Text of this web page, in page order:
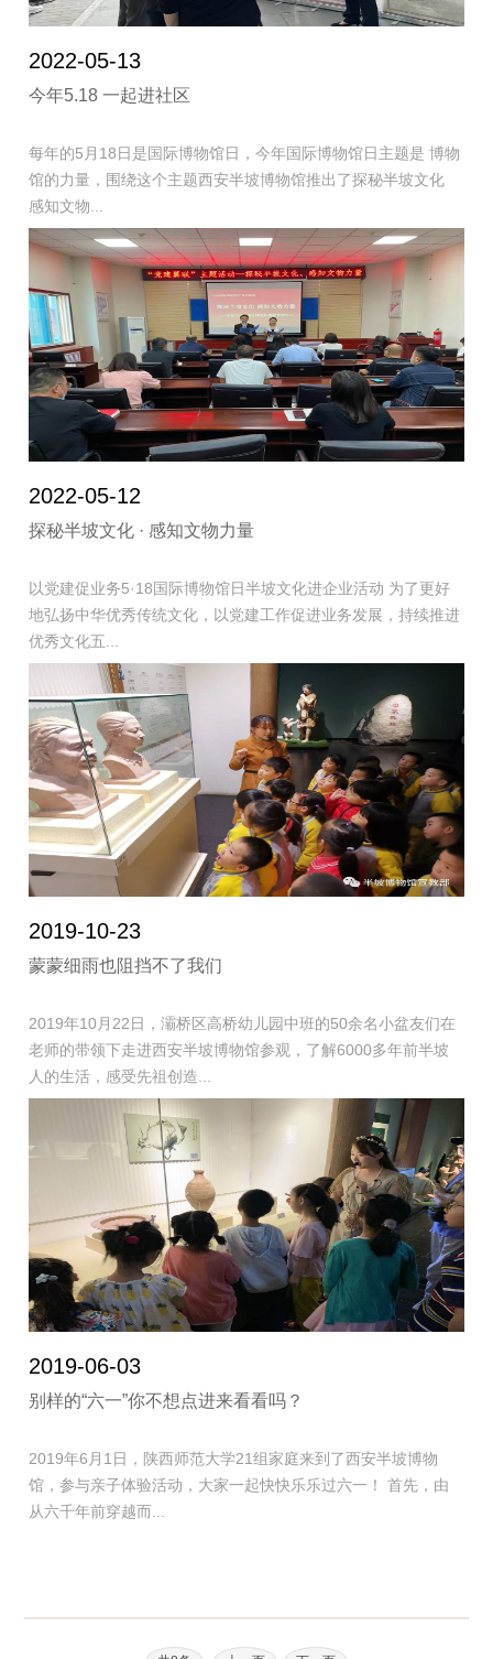
2022-05-13
今年5.18 一起进社区
每年的5月18日是国际博物馆日，今年国际博物馆日主题是 博物
馆的力量，围绕这个主题西安半坡博物馆推出了探秘半坡文化
感知文物...
2022-05-12
探秘半坡文化 · 感知文物力量
以党建促业务5·18国际博物馆日半坡文化进企业活动 为了更好
地弘扬中华优秀传统文化，以党建工作促进业务发展，持续推进
优秀文化五...
2019-10-23
蒙蒙细雨也阻挡不了我们
2019年10月22日，灞桥区高桥幼儿园中班的50余名小盆友们在
老师的带领下走进西安半坡博物馆参观，了解6000多年前半坡
人的生活，感受先祖创造...
2019-06-03
别样的“六一”你不想点进来看看吗？
2019年6月1日，陕西师范大学21组家庭来到了西安半坡博物
馆，参与亲子体验活动，大家一起快快乐乐过六一！ 首先，由
从六千年前穿越而...